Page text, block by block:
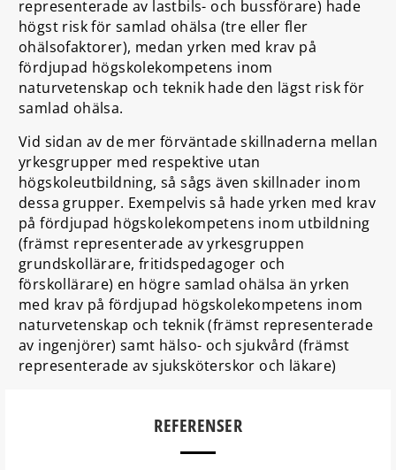
representerade av lastbils- och bussförare) hade
högst risk för samlad ohälsa (tre eller fler
ohälsofaktorer), medan yrken med krav på
fördjupad högskolekompetens inom
naturvetenskap och teknik hade den lägst risk för
samlad ohälsa.
Vid sidan av de mer förväntade skillnaderna mellan
yrkesgrupper med respektive utan
högskoleutbildning, så sågs även skillnader inom
dessa grupper. Exempelvis så hade yrken med krav
på fördjupad högskolekompetens inom utbildning
(främst representerade av yrkesgruppen
grundskollärare, fritidspedagoger och
förskollärare) en högre samlad ohälsa än yrken
med krav på fördjupad högskolekompetens inom
naturvetenskap och teknik (främst representerade
av ingenjörer) samt hälso- och sjukvård (främst
representerade av sjuksköterskor och läkare)
REFERENSER